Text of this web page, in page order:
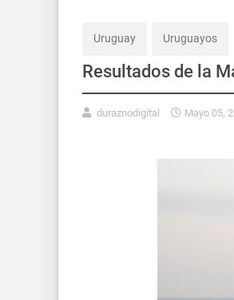
Uruguay Uruguayos
Resultados de la
duraznodigital Mayo 05,